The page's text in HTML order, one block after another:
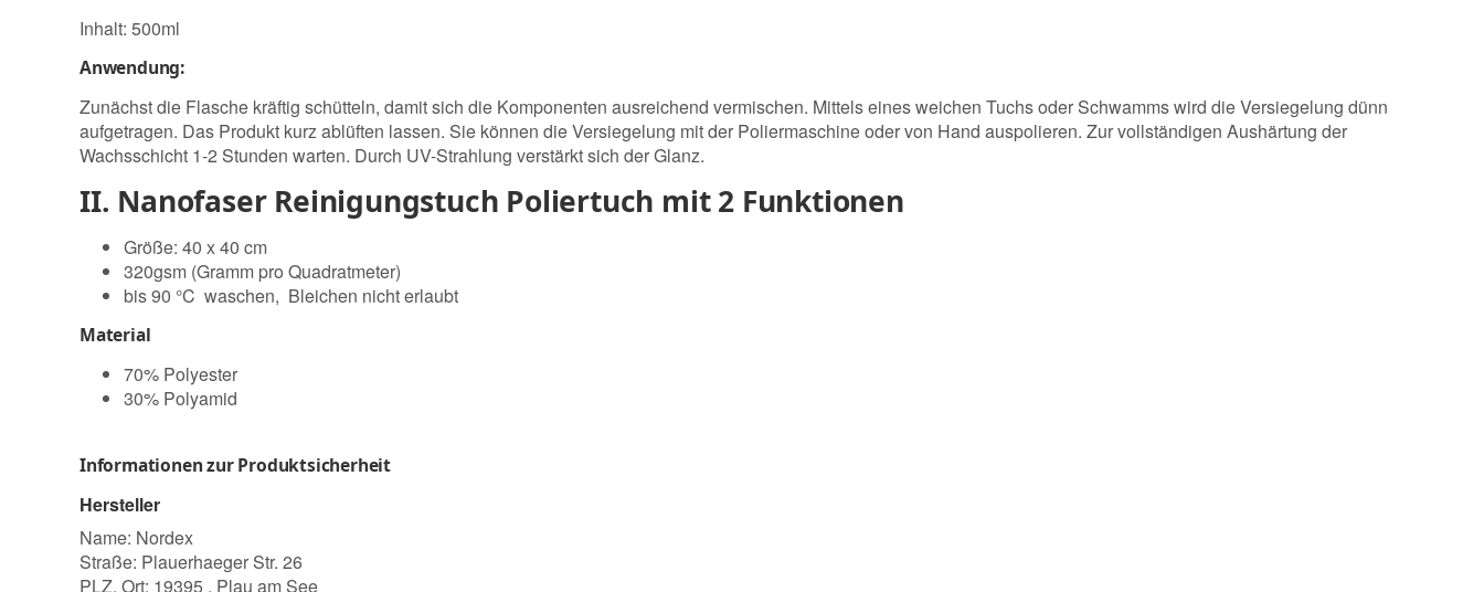
Inhalt: 500ml
Anwendung:
Zunächst die Flasche kräftig schütteln, damit sich die Komponenten ausreichend vermischen. Mittels eines weichen Tuchs oder Schwamms wird die Versiegelung dünn
aufgetragen. Das Produkt kurz ablüften lassen. Sie können die Versiegelung mit der Poliermaschine oder von Hand auspolieren. Zur vollständigen Aushärtung der
Wachsschicht 1-2 Stunden warten. Durch UV-Strahlung verstärkt sich der Glanz.
II. Nanofaser Reinigungstuch Poliertuch mit 2 Funktionen
Größe: 40 x 40 cm
320gsm (Gramm pro Quadratmeter)
bis 90 °C waschen, Bleichen nicht erlaubt
Material
70% Polyester
30% Polyamid
Informationen zur Produktsicherheit
Hersteller
Name: Nordex
Straße: Plauerhaeger Str. 26
PLZ, Ort: 19395 , Plau am See